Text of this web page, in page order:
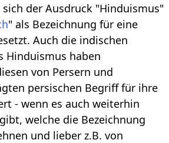
der Ausdruck "Hinduismus"
" als Bezeichnung für eine
Auch die indischen
Hinduismus haben
von Persern und
persischen Begriff für ihre
- wenn es auch weiterhin
welche die Bezeichnung
und lieber z.B. von